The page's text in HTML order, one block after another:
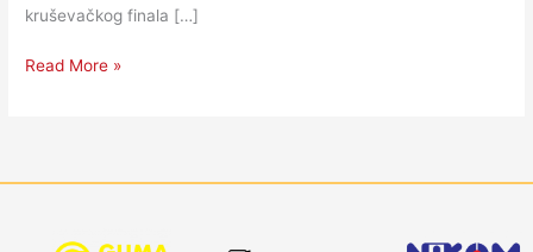
kruševačkog finala […]
Read More »